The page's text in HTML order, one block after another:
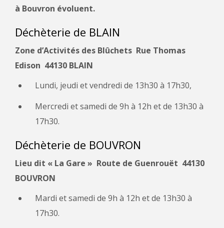
à Bouvron évoluent.
Déchèterie de BLAIN
Zone d’Activités des Blûchets Rue Thomas
Edison 44130 BLAIN
Lundi, jeudi et vendredi de 13h30 à 17h30,
Mercredi et samedi de 9h à 12h et de 13h30 à
17h30.
Déchèterie de BOUVRON
Lieu dit « La Gare » Route de Guenrouët 44130
BOUVRON
Mardi et samedi de 9h à 12h et de 13h30 à
17h30.